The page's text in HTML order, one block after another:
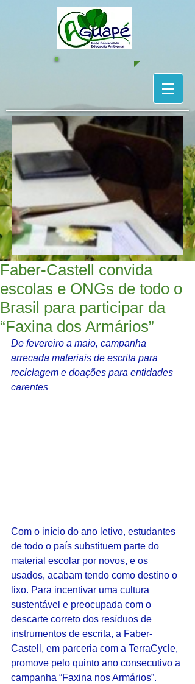
Faber-Castell convida
escolas e ONGs de todo o
Brasil para participar da
“Faxina dos Armários”
De fevereiro a maio, campanha
arrecada materiais de escrita para
reciclagem e doações para entidades
carentes
Com o início do ano letivo, estudantes
de todo o país substituem parte do
material escolar por novos, e os
usados, acabam tendo como destino o
lixo. Para incentivar uma cultura
sustentável e preocupada com o
descarte correto dos resíduos de
instrumentos de escrita, a Faber-
Castell, em parceria com a TerraCycle,
promove pelo quinto ano consecutivo a
campanha “Faxina nos Armários”.